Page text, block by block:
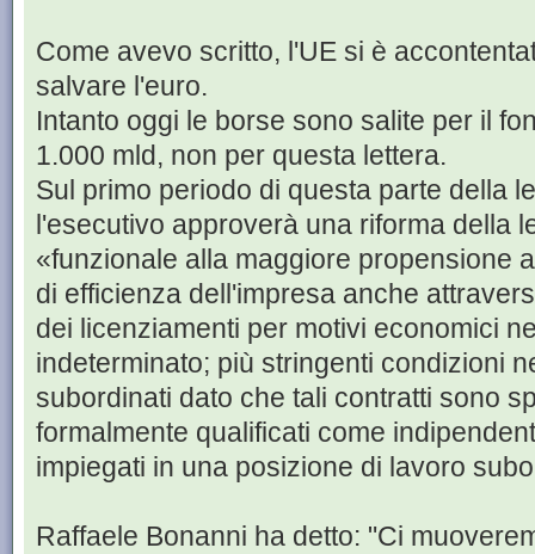
Come avevo scritto, l'UE si è
salvare l'euro.
Intanto oggi le borse sono salite per il
1.000 mld, non per questa lettera.
Sul primo periodo di questa parte della
l'esecutivo approverà una riforma della
«funzionale alla maggiore propensione
di efficienza dell'impresa anche
dei licenziamenti per motivi economici
indeterminato; più stringenti condizioni
subordinati dato che tali contratti sono
formalmente qualificati come
impiegati in una posizione di lavoro
Raffaele Bonanni ha detto: "Ci